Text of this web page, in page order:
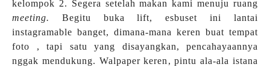
kelompok 2. Segera setelah makan kami menuju ruang
meeting.
Begitu buka lift, esbuset ini lantai
instagramable banget, dimana-mana keren buat tempat
foto , tapi satu yang disayangkan, pencahayaannya
nggak mendukung. Walpaper keren, pintu ala-ala istana